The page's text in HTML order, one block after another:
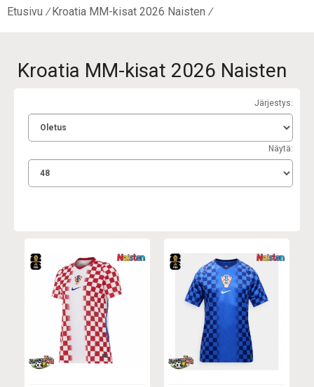
Etusivu Kroatia MM-kisat 2026 Naisten
Kroatia MM-kisat 2026 Naisten
Järjestys:
Näytä: